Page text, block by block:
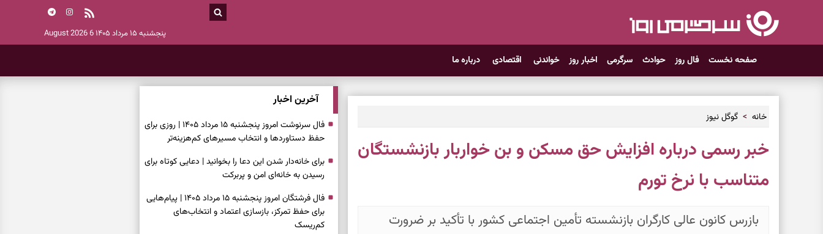
پنجشنبه ۱۵ مرداد ۱۴۰۵ 6 August 2026
صفحه نخست فال روز حوادث سرگرمی اخبار روز خواندنی اقتصادی درباره ما
خانه گوگل نیوز
خبر رسمی درباره افزایش حق مسکن و بن خواربار بازنشستگان
متناسب با نرخ تورم
بازرس کانون عالی کارگران بازنشسته تأمین اجتماعی کشور با تأکید بر ضرورت
آخرین اخبار
فال سرنوشت امروز پنجشنبه ۱۵ مرداد ۱۴۰۵ | روزی برای
حفظ دستاوردها و انتخاب مسیرهای کم‌هزینه‌تر
برای خانه‌دار شدن این دعا را بخوانید | دعایی کوتاه برای
رسیدن به خانه‌ای امن و پربرکت
فال فرشتگان امروز پنجشنبه ۱۵ مرداد ۱۴۰۵ | پیام‌هایی
برای حفظ تمرکز، بازسازی اعتماد و انتخاب‌های
کم‌ریسک